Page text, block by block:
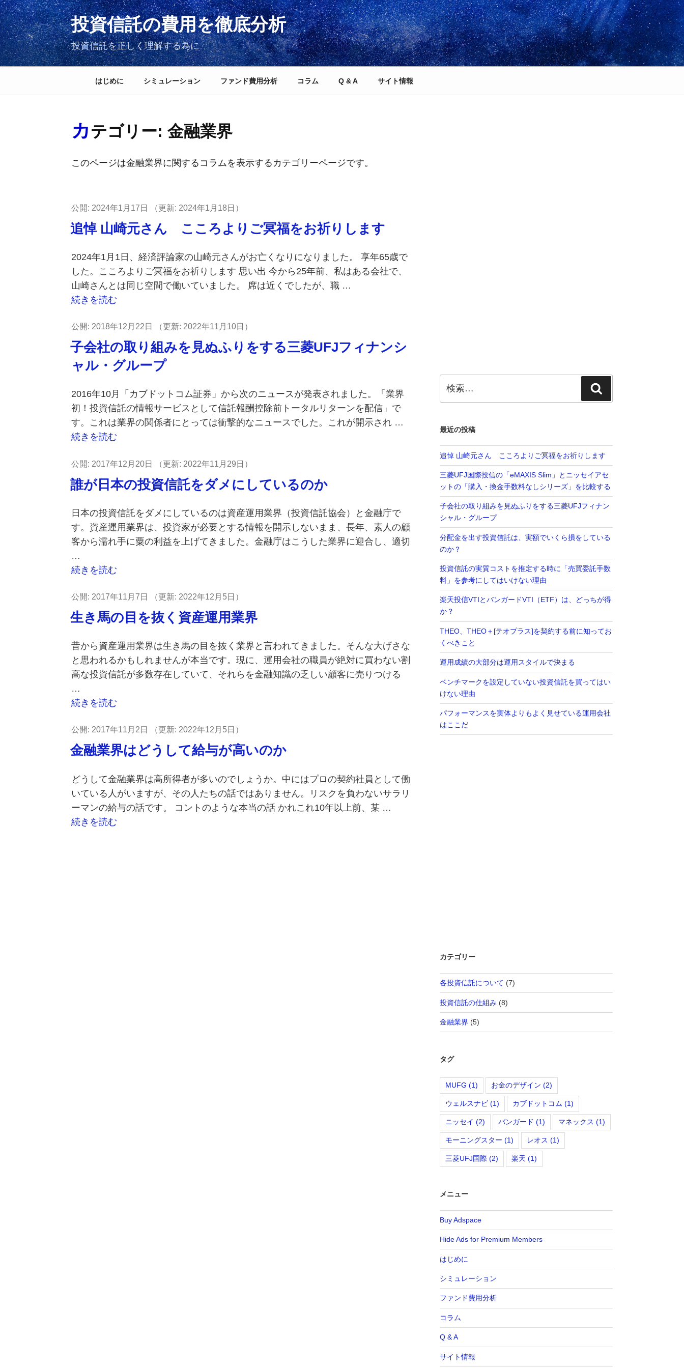
コ
ン
テ
ン
ツ
投資信託の費用を徹底分析
投資信託を正しく理解する為に
はじめに シミュレーション ファンド費用分析 コラム Q & A サイト情報
カテゴリー: 金融業界
このページは金融業界に関するコラムを表示するカテゴリーページです。
投
稿
日:
2024年1月17日 2024年1月18日
追悼 山崎元さん こころよりご冥福をお祈りします
2024年1月1日、経済評論家の山崎元さんがお亡くなりになりました。 享年65歳で
した。こころよりご冥福をお祈りします 思い出 今から25年前、私はある会社で、
山崎さんとは同じ空間で働いていました。 席は近くでしたが、職 …
“追
山
崎
元
さ
こ
こ
ろ
よ
ご
冥
を
お
祈
り
し
す”
の
続きを読む
投
稿
日:
2018年12月22日 2022年11月10日
子会社の取り組みを見ぬふりをする三菱UFJフィナンシ
ャル・グループ
2016年10月「カブドットコム証券」から次のニュースが発表されました。「業界
初！投資信託の情報サービスとして信託報酬控除前トータルリターンを配信」で
す。これは業界の関係者にとっては衝撃的なニュースでした。これが開示され …
“子
社
の
取
り
組
み
見
ふ
を
る
三
菱
UFJ
フ
ナ
ン
ャ
ル・
グ
ル
続きを読む
投
稿
日:
2017年12月20日 2022年11月29日
誰が日本の投資信託をダメにしているのか
日本の投資信託をダメにしているのは資産運用業界（投資信託協会）と金融庁で
す。資産運用業界は、投資家が必要とする情報を開示しないまま、長年、素人の顧
客から濡れ手に粟の利益を上げてきました。金融庁はこうした業界に迎合し、適切
…
“誰
日
本
の
投
資
信
を
メ
し
い
る
か”
続きを読む
投
稿
日:
2017年11月7日 2022年12月5日
生き馬の目を抜く資産運用業界
昔から資産運用業界は生き馬の目を抜く業界と言われてきました。そんな大げさな
と思われるかもしれませんが本当です。現に、運用会社の職員が絶対に買わない割
高な投資信託が多数存在していて、それらを金融知識の乏しい顧客に売りつける
…
“生
馬
の
を
抜
資
続きを読む
投
稿
日:
2017年11月2日 2022年12月5日
金融業界はどうして給与が高いのか
どうして金融業界は高所得者が多いのでしょうか。中にはプロの契約社員として働
いている人がいますが、その人たちの話ではありません。リスクを負わないサラリ
ーマンの給与の話です。 コントのような本当の話 かれこれ10年以上前、某 …
“金
続きを読む
索:
索
最近の投稿
追悼 山崎元さん こころよりご冥福をお祈りします
三菱UFJ国際投信の「eMAXIS Slim」とニッセイアセ
ットの「購入・換金手数料なしシリーズ」を比較する
子会社の取り組みを見ぬふりをする三菱UFJフィナン
シャル・グループ
分配金を出す投資信託は、実額でいくら損をしている
のか？
投資信託の実質コストを推定する時に「売買委託手数
料」を参考にしてはいけない理由
楽天投信VTIとバンガードVTI（ETF）は、どっちが得
か？
THEO、THEO＋[テオプラス]を契約する前に知ってお
くべきこと
運用成績の大部分は運用スタイルで決まる
ベンチマークを設定していない投資信託を買ってはい
けない理由
パフォーマンスを実体よりもよく見せている運用会社
はここだ
カテゴリー
各投資信託について (7)
投資信託の仕組み (8)
金融業界 (5)
タグ
MUFG (1) お金のデザイン (2)
ウェルスナビ(1) カブドットコム (1)
ニッセイ (2) バンガード (1) マネックス (1)
モーニングスター (1) レオス (1)
三菱UFJ国際 (2) 楽天 (1)
メニュー
Buy Adspace
Hide Ads for Premium Members
はじめに
シミュレーション
ファンド費用分析
コラム
Q & A
サイト情報